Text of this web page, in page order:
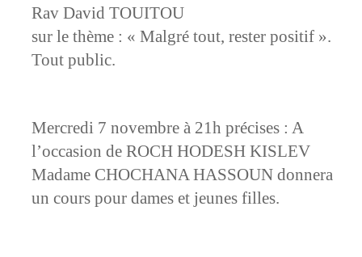
Rav David TOUITOU
sur le thème : « Malgré tout, rester positif ».
Tout public.
Mercredi 7 novembre à 21h précises : A
l’occasion de ROCH HODESH KISLEV
Madame CHOCHANA HASSOUN donnera
un cours pour dames et jeunes filles.